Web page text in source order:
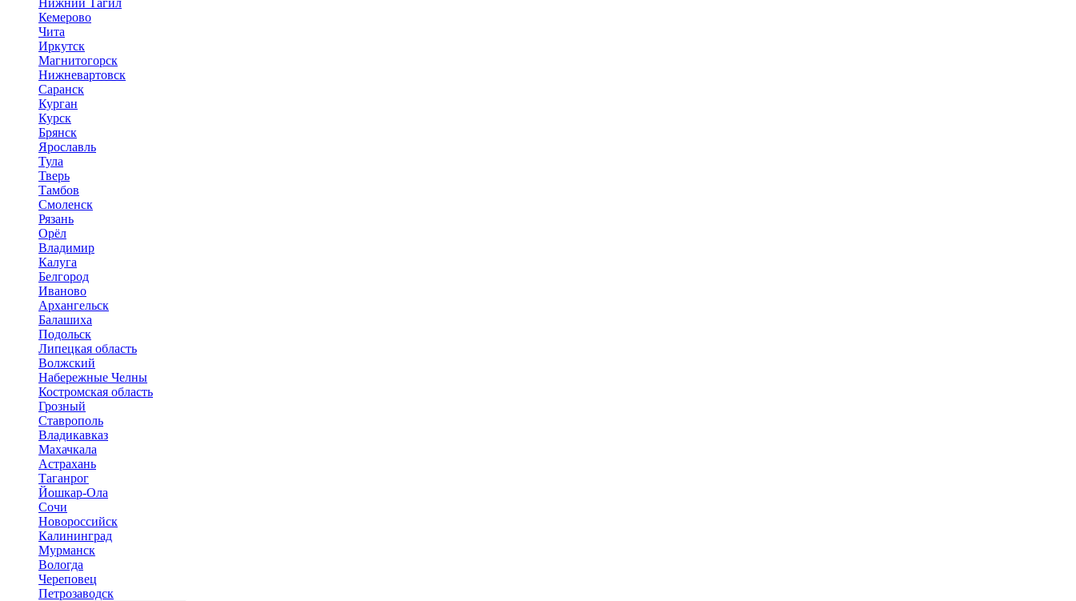
Нижний Тагил
Кемерово
Чита
Иркутск
Магнитогорск
Нижневартовск
Саранск
Курган
Курск
Брянск
Ярославль
Тула
Тверь
Тамбов
Смоленск
Рязань
Орёл
Владимир
Калуга
Белгород
Иваново
Архангельск
Балашиха
Подольск
Липецкая область
Волжский
Набережные Челны
Костромская область
Грозный
Ставрополь
Владикавказ
Махачкала
Астрахань
Таганрог
Йошкар-Ола
Сочи
Новороссийск
Калининград
Мурманск
Вологда
Череповец
Петрозаводск